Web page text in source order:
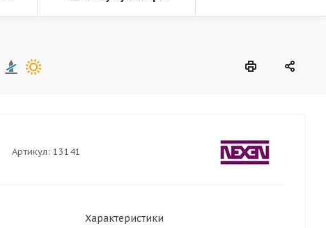
Артикул: 13141
Характеристики